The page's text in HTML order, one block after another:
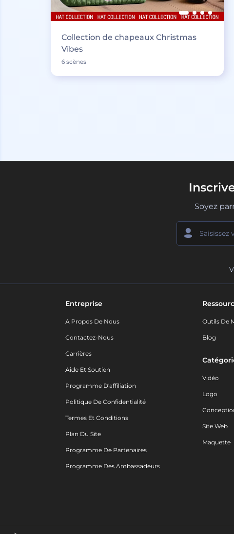
Collection de chapeaux Christmas
Vibes
6 scènes
Soyez
Entreprise
A Propos De Nous
Contactez-Nous
Carrières
Aide Et Soutien
Programme D'affiliation
Politique De Confidentialité
Termes Et Conditions
Plan Du Site
Programme De Partenaires
Programme Des Ambassadeurs
Outils De
Blog
Vidéo
Logo
Site Web
Maquette